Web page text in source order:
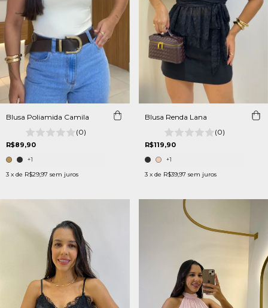
Blusa Poliamida Camila
(0)
R$89,90
+1
3 x de R$29,97 sem juros
Blusa Renda Lana
(0)
R$119,90
+1
3 x de R$39,97 sem juros